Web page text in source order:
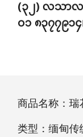
(၃၂) လသာလ
ဝ၁ ၈၃၇၇၉၁
商品名称：
类型：缅甸传